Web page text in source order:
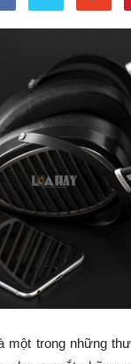
một trong những